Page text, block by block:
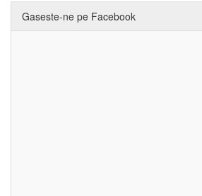
Gaseste-ne pe Facebook